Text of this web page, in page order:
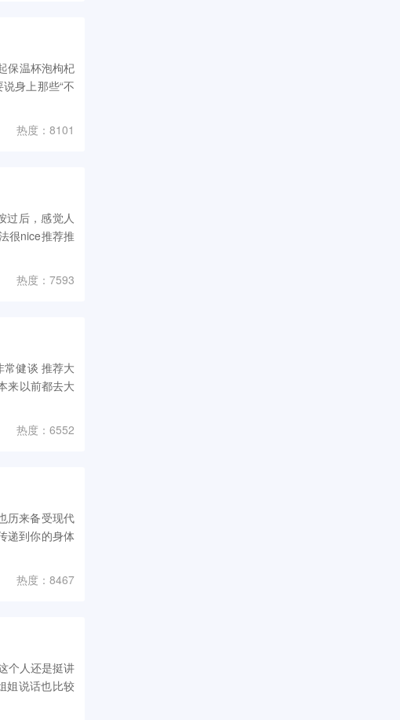
保温杯泡枸杞
身上那些“不
热度：8101
过后，感觉人
很nice推荐推
热度：7593
常健谈 推荐大
来以前都去大
热度：6552
历来备受现代
递到你的身体
热度：8467
个人还是挺讲
姐说话也比较